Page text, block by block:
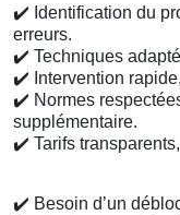
✔️ Identification du
erreurs.
✔️ Techniques
✔️ Intervention
✔️ Normes
supplémentaire.
✔️ Tarifs
✔️ Besoin d’un